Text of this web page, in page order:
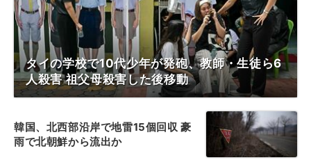
タイの学校で10代少年が発砲、教師・生徒ら6
人殺害 祖父母殺害した後移動
韓国、北西部沿岸で地雷15個回収 豪
雨で北朝鮮から流出か